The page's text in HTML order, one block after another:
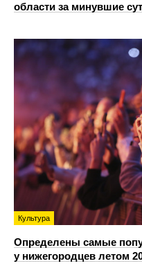
области за минувшие
Культура
Определены самые
у нижегородцев летом